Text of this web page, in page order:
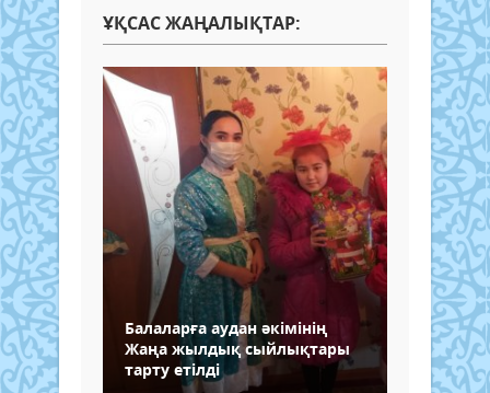
ҰҚСАС ЖАҢАЛЫҚТАР:
Балаларға аудан әкімінің
Жаңа жылдық сыйлықтары
тарту етілді